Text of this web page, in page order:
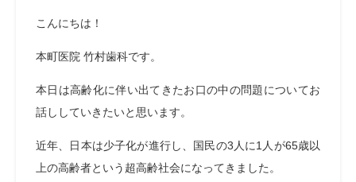
こんにちは！
本町医院 竹村歯科です。
本日は高齢化に伴い出てきたお口の中の問題についてお
話ししていきたいと思います。
近年、日本は少子化が進行し、国民の3人に1人が65歳以
上の高齢者という超高齢社会になってきました。